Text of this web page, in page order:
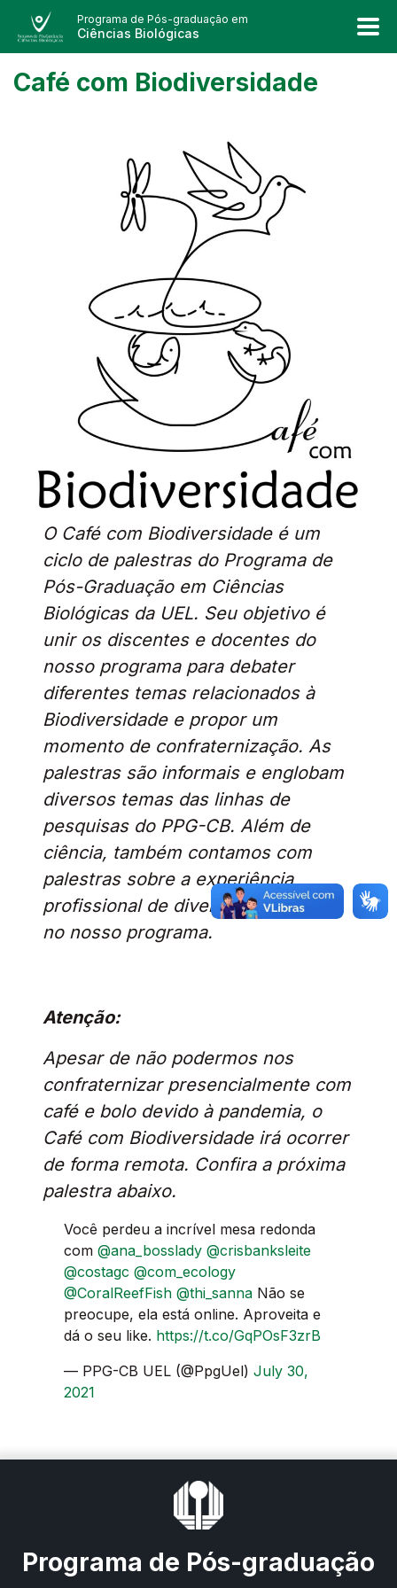
Programa de Pós-graduação em
Ciências Biológicas
Café com Biodiversidade
O Café com Biodiversidade é um
ciclo de palestras do Programa de
Pós-Graduação em Ciências
Biológicas da UEL. Seu objetivo é
unir os discentes e docentes do
nosso programa para debater
diferentes temas relacionados à
Biodiversidade e propor um
momento de confraternização. As
palestras são informais e englobam
diversos temas das linhas de
pesquisas do PPG-CB. Além de
ciência, também contamos com
palestras sobre a experiência
profissional de diversos membros
no nosso programa.
Atenção:
Apesar de não podermos nos
confraternizar presencialmente com
café e bolo devido à pandemia, o
Café com Biodiversidade irá ocorrer
de forma remota. Confira a próxima
palestra abaixo.
Você perdeu a incrível mesa redonda
com@ana_bosslady @crisbanksleite
@costagc @com_ecology
@CoralReefFish @thi_sanna Não se
preocupe, ela está online. Aproveita e
dá o seu like. https://t.co/GqPOsF3zrB
— PPG-CB UEL (@PpgUel)July 30,
2021
Programa de Pós-graduação